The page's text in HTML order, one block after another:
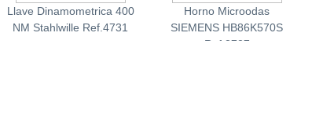
Llave Dinamometrica 400
NM Stahlwille Ref.4731
Horno Microodas
SIEMENS HB86K570S
Ref.3727